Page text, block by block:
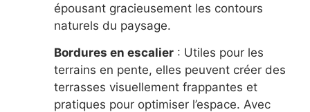
épousant gracieusement les contours
naturels du paysage.
Bordures en escalier : Utiles pour les
terrains en pente, elles peuvent créer des
terrasses visuellement frappantes et
pratiques pour optimiser l’espace. Avec